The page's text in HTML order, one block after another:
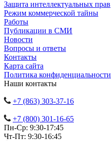
Защита интеллектуальных прав
Режим коммерческой тайны
Работы
Публикации в СМИ
Новости
Вопросы и ответы
Контакты
Карта сайта
Политика конфиденциальности
Наши контакты
+7 (863) 303-37-16
+7 (800) 301-16-65
Пн-Ср: 9:30-17:45
Чт-Пт: 9:30-16:45